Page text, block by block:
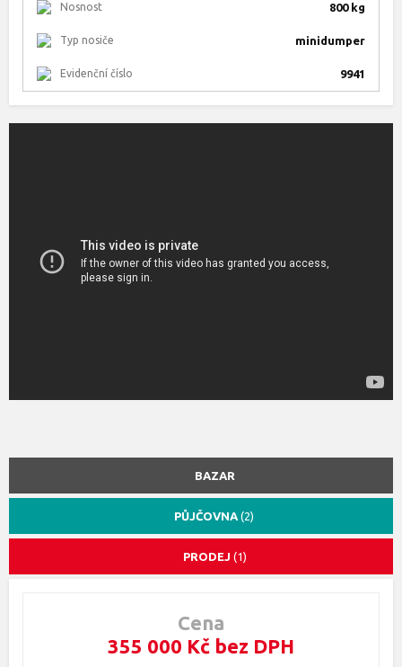
Nosnost 800 kg
Typ nosiče minidumper
Evidenční číslo 9941
BAZAR
PŮJČOVNA (2)
PRODEJ (1)
Cena
355 000 Kč bez DPH